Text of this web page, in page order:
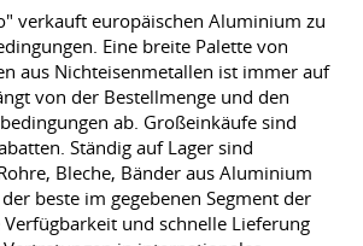
verkauft europäischen Aluminium zu
Eine breite Palette von
aus Nichteisenmetallen ist immer auf
von der Bestellmenge und den
ab. Großeinkäufe sind
Ständig auf Lager sind
Bleche, Bänder aus Aluminium
beste im gegebenen Segment der
und schnelle Lieferung